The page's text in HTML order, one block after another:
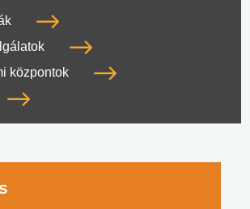
központok